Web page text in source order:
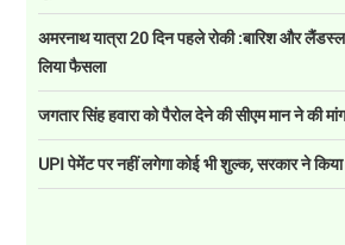
अमरनाथ यात्रा 20 दिन पहले रोकी :बारिश और
लिया फैसला
जगतार सिंह हवारा को पैरोल देने की सीएम मान ने की
UPI पेमेंट पर नहीं लगेगा कोई भी शुल्क, सरकार ने